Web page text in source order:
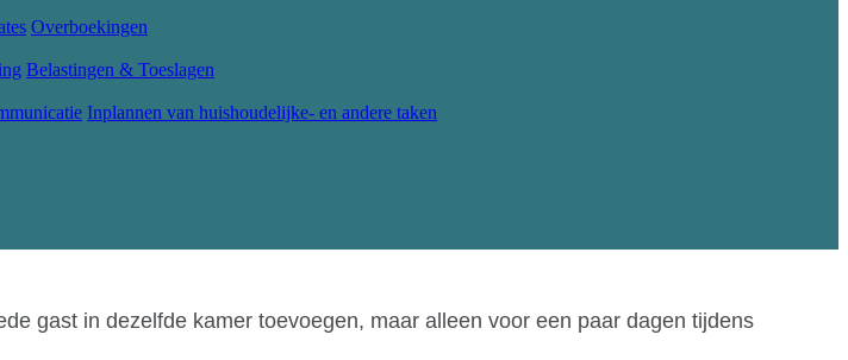
Overboekingen
Belastingen & Toeslagen
Inplannen van huishoudelijke- en andere taken
gast in dezelfde kamer toevoegen, maar alleen voor een paar dagen tijdens